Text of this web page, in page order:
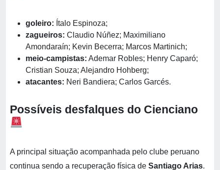
goleiro: Ítalo Espinoza;
zagueiros: Claudio Núñez; Maximiliano
Amondaraín; Kevin Becerra; Marcos Martinich;
meio-campistas: Ademar Robles; Henry Caparó;
Cristian Souza; Alejandro Hohberg;
atacantes: Neri Bandiera; Carlos Garcés.
Possíveis desfalques do Cienciano
A principal situação acompanhada pelo clube peruano
continua sendo a recuperação física de Santiago Arias.